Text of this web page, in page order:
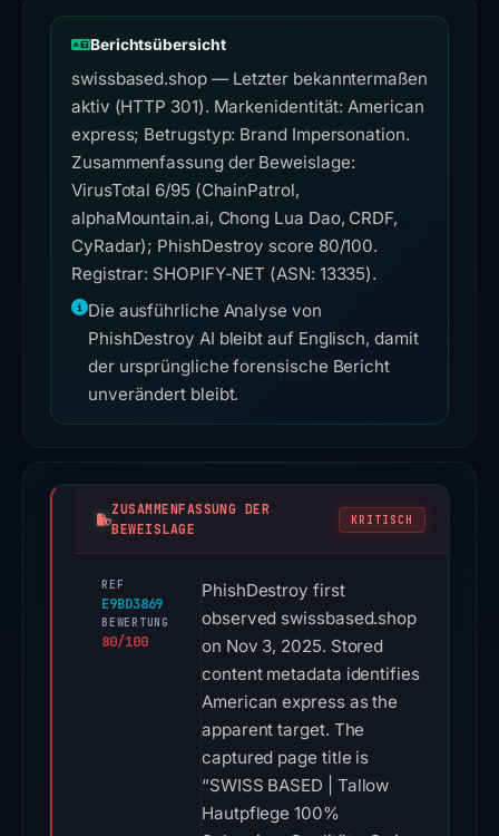
Berichtsübersicht
swissbased.shop — Letzter bekanntermaßen
aktiv (HTTP 301). Markenidentität: American
express; Betrugstyp: Brand Impersonation.
Zusammenfassung der Beweislage:
VirusTotal 6/95 (ChainPatrol,
alphaMountain.ai, Chong Lua Dao, CRDF,
CyRadar); PhishDestroy score 80/100.
Registrar: SHOPIFY-NET (ASN: 13335).
Die ausführliche Analyse von
PhishDestroy AI bleibt auf Englisch, damit
der ursprüngliche forensische Bericht
unverändert bleibt.
ZUSAMMENFASSUNG DER
BEWEISLAGE
KRITISCH
REF
E9BD3869
BEWERTUNG
80/100
PhishDestroy first
observed swissbased.shop
on Nov 3, 2025. Stored
content metadata identifies
American express as the
apparent target. The
captured page title is
“SWISS BASED | Tallow
Hautpflege 100%